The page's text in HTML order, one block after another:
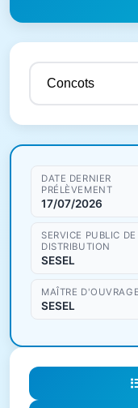
Résultats de
DATE DERNIER
PRÉLÈVEMENT
17/07/2026
SERVICE PUBLIC DE
DISTRIBUTION
SESEL
MAÎTRE D'OUVRAGE
SESEL